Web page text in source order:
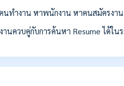
นทำงาน หาพนักงาน หาคนสมัครงา
านควบคู่กับการค้นหา Resume ได้ใน